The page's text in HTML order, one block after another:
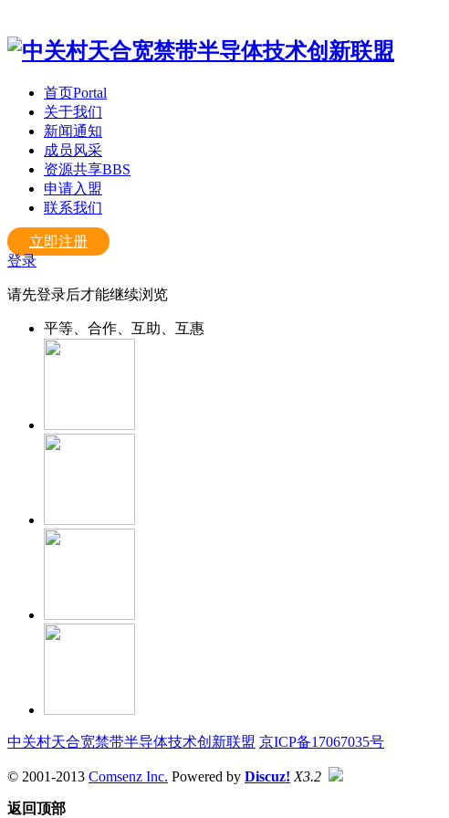
首页Portal
关于我们
新闻通知
成员风采
资源共享BBS
申请入盟
联系我们
立即注册
登录
请先登录后才能继续浏览
平等、合作、互助、互惠
中关村天合宽禁带半导体技术创新联盟 京ICP备17067035号
© 2001-2013 Comsenz Inc. Powered by Discuz! X3.2
返回顶部